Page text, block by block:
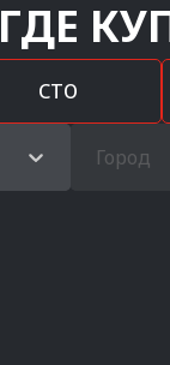
ГДЕ
СТО
Город